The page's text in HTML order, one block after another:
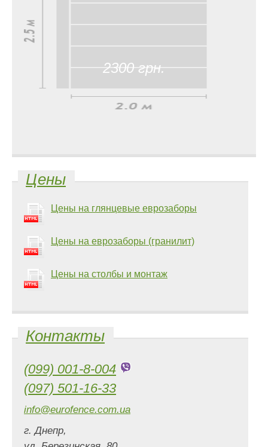
2300 грн.
Цены
Цены на глянцевые еврозаборы
Цены на еврозаборы (гранилит)
Цены на столбы и монтаж
Контакты
(099) 001-8-004
(097) 501-16-33
info@eurofence.com.ua
г. Днепр,